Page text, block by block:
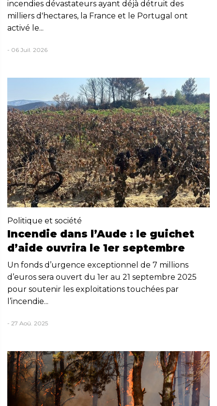
incendies dévastateurs ayant déjà détruit des
milliers d'hectares, la France et le Portugal ont
activé le...
- 06 Juil. 2026
Politique et société
Incendie dans l’Aude : le guichet
d’aide ouvrira le 1er septembre
Un fonds d’urgence exceptionnel de 7 millions
d’euros sera ouvert du 1er au 21 septembre 2025
pour soutenir les exploitations touchées par
l’incendie...
- 27 Aoû. 2025